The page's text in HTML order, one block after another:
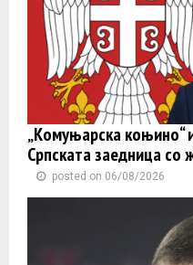
„Комуњарска коњино“
Српската заедница со
posted on 06/08/2026